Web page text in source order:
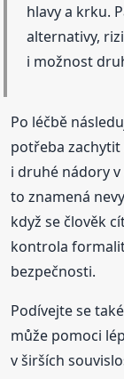
hlavy a krku.
alternativy,
i možnost
Po léčbě
potřeba
i druhé nádory
to znamená
když se člověk
kontrola
bezpečnosti.
Podívejte se
může pomoci
v širších